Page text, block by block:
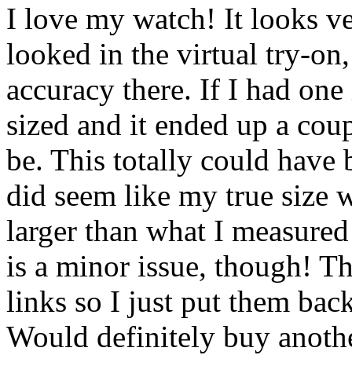
I love my watch! It looks
looked in the virtual try-
accuracy there. If I had
sized and it ended up a
be. This totally could have
did seem like my true size
larger than what I
is a minor issue, though!
links so I just put them
Would definitely buy